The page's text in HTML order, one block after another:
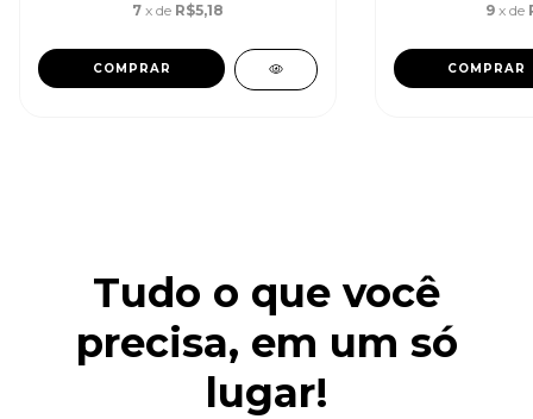
7 x de R$5,18 9 x de
Tudo o que você
precisa, em um só
lugar!